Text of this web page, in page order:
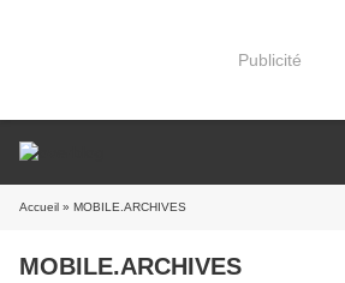
Publicité
Accueil » MOBILE.ARCHIVES
MOBILE.ARCHIVES